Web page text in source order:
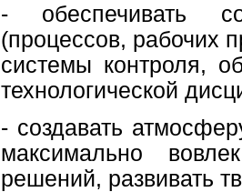
- обеспечивать
(процессов, рабочих
системы контроля,
технологической
- создавать
максимально
решений, развивать